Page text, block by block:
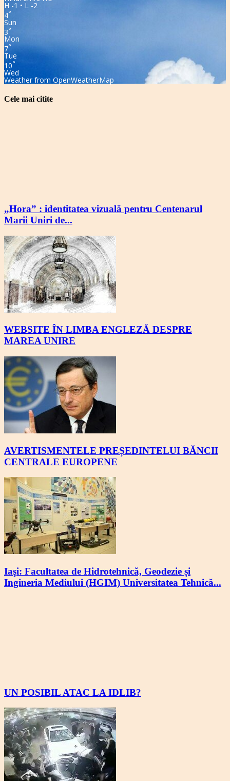
H -1 • L -2
4°
Sun
3°
Mon
7°
Tue
10°
Wed
Weather from OpenWeatherMap
Cele mai citite
„Hora” : identitatea vizuală pentru Centenarul
Marii Uniri de...
WEBSITE ÎN LIMBA ENGLEZĂ DESPRE
MAREA UNIRE
AVERTISMENTELE PREȘEDINTELUI BĂNCII
CENTRALE EUROPENE
Iaşi: Facultatea de Hidrotehnică, Geodezie și
Ingineria Mediului (HGIM) Universitatea Tehnică...
UN POSIBIL ATAC LA IDLIB?